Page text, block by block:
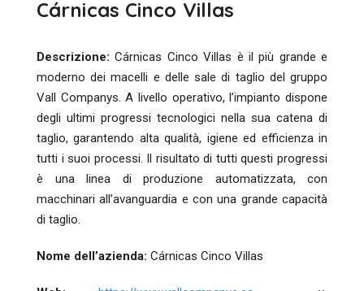
Cárnicas Cinco Villas
Descrizione:Cárnicas Cinco Villas è il più grande e
moderno dei macelli e delle sale di taglio del gruppo
Vall Companys. A livello operativo, l’impianto dispone
degli ultimi progressi tecnologici nella sua catena di
taglio, garantendo alta qualità, igiene ed efficienza in
tutti i suoi processi. Il risultato di tutti questi progressi
è una linea di produzione automatizzata, con
macchinari all’avanguardia e con una grande capacità
di taglio.
Nome dell’azienda: Cárnicas Cinco Villas